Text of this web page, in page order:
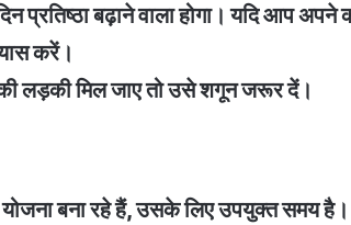
बढ़ाने वाला होगा। यदि आप अपने
करें।
लड़की मिल जाए तो उसे शगून जरूर दें।
बना रहे हैं, उसके लिए उपयुक्त समय